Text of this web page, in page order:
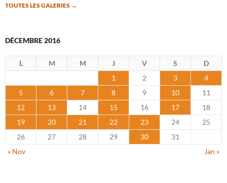
TOUTES LES GALERIES →
DÉCEMBRE 2016
L M M J V S
D
1
2 3
4
5
6 7 8 9 10
11
12
13 14 15 16 17
18
19
20 21 22 23 24
25
26
27 28 29 30
31
« Nov
Jan »